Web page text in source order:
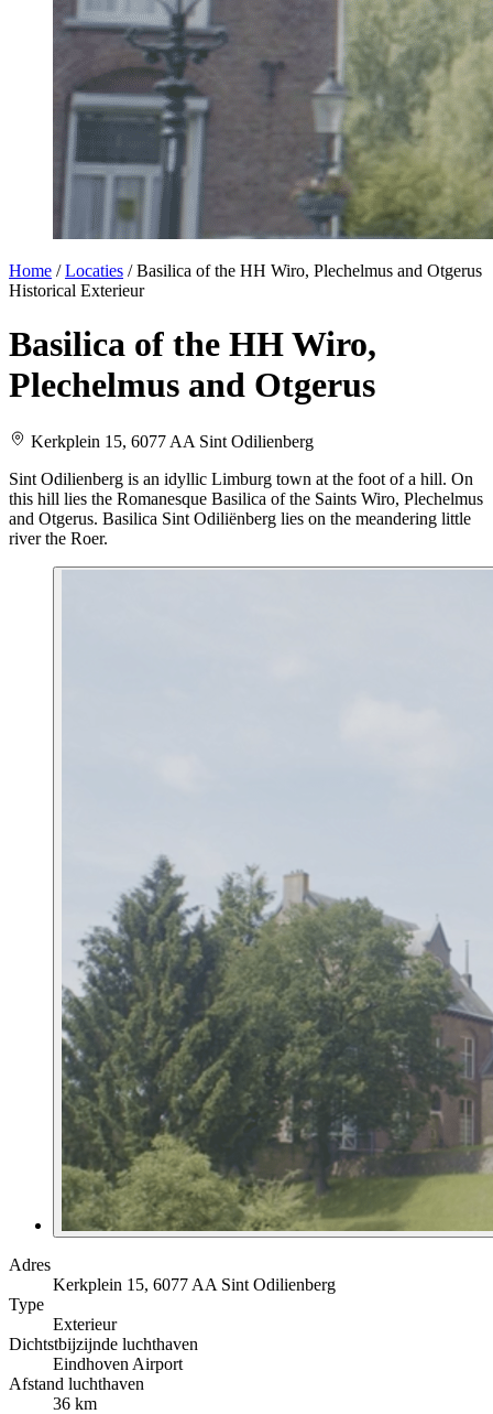
Home / Locaties / Basilica of the HH Wiro, Plechelmus and Otgerus
Historical Exterieur
Basilica of the HH Wiro,
Plechelmus and Otgerus
Kerkplein 15, 6077 AA Sint Odilienberg
Sint Odilienberg is an idyllic Limburg town at the foot of a hill. On
this hill lies the Romanesque Basilica of the Saints Wiro, Plechelmus
and Otgerus. Basilica Sint Odiliënberg lies on the meandering little
river the Roer.
Adres
Kerkplein 15, 6077 AA Sint Odilienberg
Type
Exterieur
Dichtstbijzijnde luchthaven
Eindhoven Airport
Afstand luchthaven
36 km